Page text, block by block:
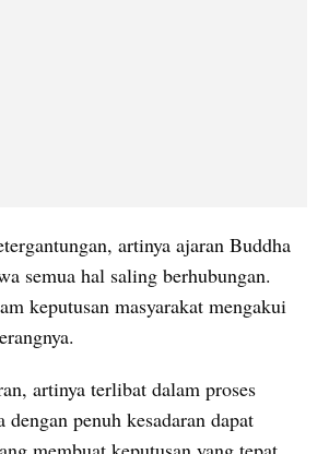
artinya ajaran Buddha
semua hal saling berhubungan.
keputusan masyarakat mengakui
artinya terlibat dalam proses
dengan penuh kesadaran dapat